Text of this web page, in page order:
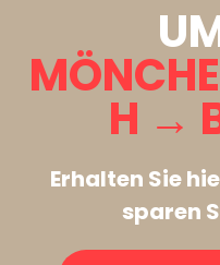
H →
Erhalten Sie
sparen